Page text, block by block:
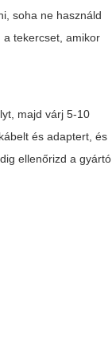
soha ne használd
a tekercset, amikor
majd várj 5-10
és adaptert, és
ellenőrizd a gyártó